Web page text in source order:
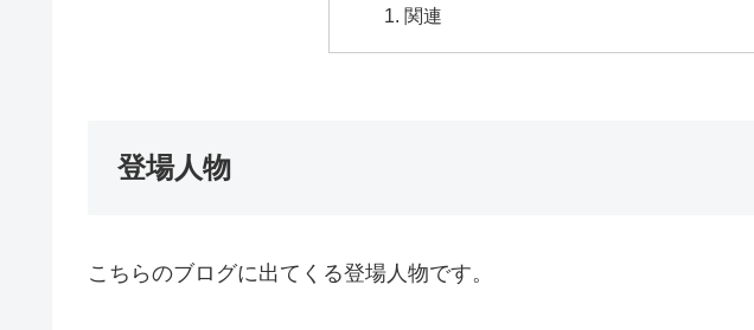
関連
登場人物
こちらのブログに出てくる登場人物です。